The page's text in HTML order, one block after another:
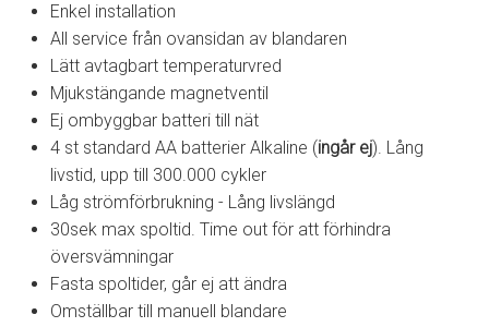
Enkel installation
All service från ovansidan av blandaren
Lätt avtagbart temperaturvred
Mjukstängande magnetventil
Ej ombyggbar batteri till nät
4 st standard AA batterier Alkaline (ingår ej). Lång
livstid, upp till 300.000 cykler
Låg strömförbrukning - Lång livslängd
30sek max spoltid. Time out för att förhindra
översvämningar
Fasta spoltider, går ej att ändra
Omställbar till manuell blandare